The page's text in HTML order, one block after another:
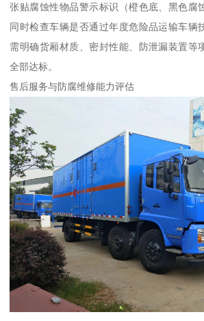
张贴腐蚀性物品警示标识（橙色底、黑色腐
同时检查车辆是否通过年度危险品运输车辆
需明确货厢材质、密封性能、防泄漏装置等
全部达标。​
售后服务与防腐维修能力评估​